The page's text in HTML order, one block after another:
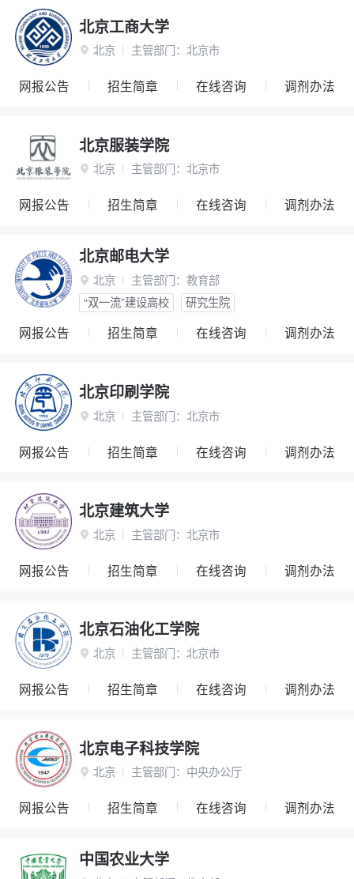
北京工商大学
 北京 主管部门： 北京市
网报公告 招生简章 在线咨询 调剂办法
北京服装学院
 北京 主管部门： 北京市
网报公告 招生简章 在线咨询 调剂办法
北京邮电大学
 北京 主管部门： 教育部
“双一流”建设高校
研究生院
网报公告 招生简章 在线咨询 调剂办法
北京印刷学院
 北京 主管部门： 北京市
网报公告 招生简章 在线咨询 调剂办法
北京建筑大学
 北京 主管部门： 北京市
网报公告 招生简章 在线咨询 调剂办法
北京石油化工学院
 北京 主管部门： 北京市
网报公告 招生简章 在线咨询 调剂办法
北京电子科技学院
 北京 主管部门： 中央办公厅
网报公告 招生简章 在线咨询 调剂办法
中国农业大学